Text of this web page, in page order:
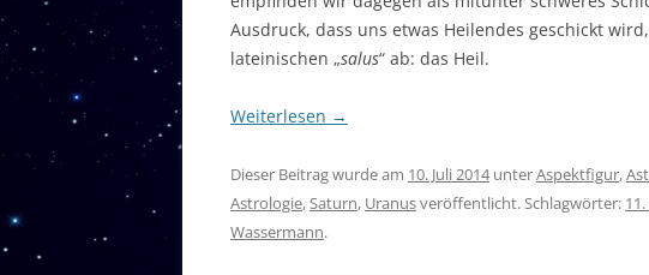
Ausdruck, dass uns etwas Heilendes geschickt
lateinischen „salus“ ab: das Heil.
Weiterlesen →
Dieser Beitrag wurde am 10. Juli 2014unterAspektfigur,
Astrologie,Saturn, Uranusveröffentlicht. Schlagwörter:
Wassermann.